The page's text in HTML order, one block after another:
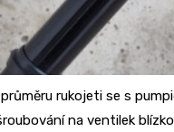
rukojeti se s
na ventilek